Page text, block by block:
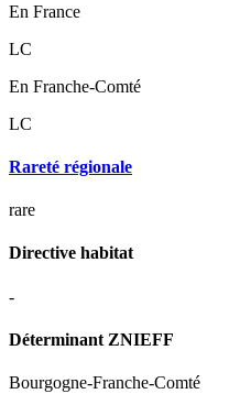
En France
LC
En Franche-Comté
LC
Rareté régionale
rare
Directive habitat
-
Déterminant ZNIEFF
Bourgogne-Franche-Comté